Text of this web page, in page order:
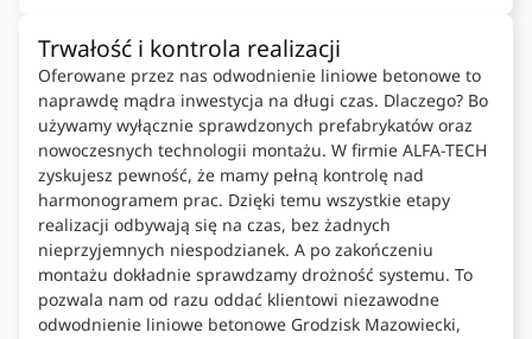
Trwałość i kontrola realizacji
Oferowane przez nas odwodnienie liniowe betonowe to
naprawdę mądra inwestycja na długi czas. Dlaczego? Bo
używamy wyłącznie sprawdzonych prefabrykatów oraz
nowoczesnych technologii montażu. W firmie ALFA-TECH
zyskujesz pewność, że mamy pełną kontrolę nad
harmonogramem prac. Dzięki temu wszystkie etapy
realizacji odbywają się na czas, bez żadnych
nieprzyjemnych niespodzianek. A po zakończeniu
montażu dokładnie sprawdzamy drożność systemu. To
pozwala nam od razu oddać klientowi niezawodne
odwodnienie liniowe betonowe Grodzisk Mazowiecki,